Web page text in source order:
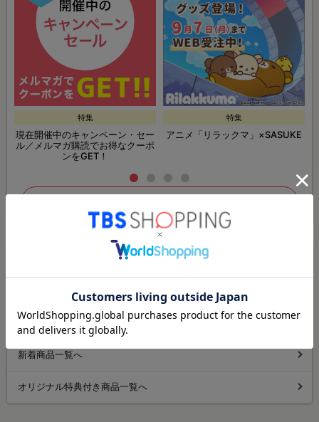
特集
現在開催中のキャンペーン・セー
ル／メルマガ購読でお得なクーポ
ンをGET！
特集
アニメ「リラックマ」×SASUKE
ドラマ・番組グッズ＆DVDページへ
ドラマ・番組一覧へ
人気商品ランキングへ
新着商品一覧へ
オリジナル特典付き商品一覧へ